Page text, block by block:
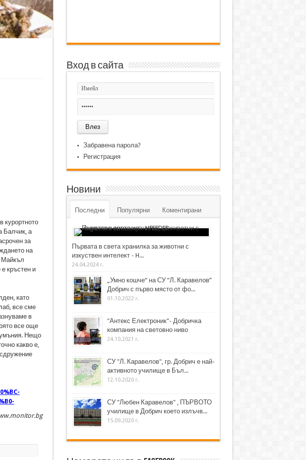
курортното
Балчик, а
за
на
Майкъл
кръстен и
като
все сме
в
все още
Нещо
какво е,
Вход в сайта
Забравена парола?
Регистрация
Новини
Последни Популярни Коментирани
Първата в света хранилка за животни с
изкуствен интелект - H...
24.04.2024 г.
„Умно кошче“ на СУ “Л. Каравелов”
Добрич с първо място от фо...
01.10.2022 г.
"Антекс Електроник"- Добричка
компания на световно ниво
24.10.2021 г.
СУ "Л. Каравелов", гр. Добрич е най-
активното училище в Бъл...
12.10.2020 г.
СУ "Любен Каравелов" , ПЪРВОТО
училище в Добрич което излъчв...
15.09.2020 г.